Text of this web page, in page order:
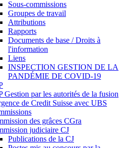
Sous-commissions
Groupes de travail
Attributions
Rapports
Documents de base / Droits à
l'information
Liens
INSPECTION GESTION DE LA
PANDÉMIE DE COVID-19
Gestion par les autorités de la fusion
de Credit Suisse avec UBS
des grâces CGra
judiciaire CJ
Publications de la CJ